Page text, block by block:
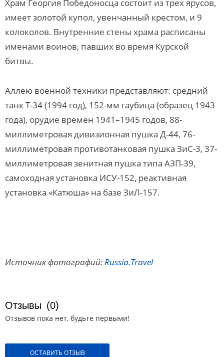
Храм Георгия Победоносца состоит из трех ярусов,
имеет золотой купол, увенчанный крестом, и 9
колоколов. Внутренние стены храма расписаны
именами воинов, павших во время Курской
битвы.
Аллею военной техники представляют: средний
танк Т-34 (1994 год), 152-мм гаубица (образец 1943
года), орудие времен 1941–1945 годов, 88-
миллиметровая дивизионная пушка Д-44, 76-
миллиметровая противотанковая пушка ЗиС-3, 37-
миллиметровая зенитная пушка типа АЗП-39,
самоходная установка ИСУ-152, реактивная
установка «Катюша» на базе ЗиЛ-157.
Источник фотографий:Russia.Travel
Отзывы (0)
Отзывов пока нет, будьте первыми!
ОСТАВИТЬ ОТЗЫВ